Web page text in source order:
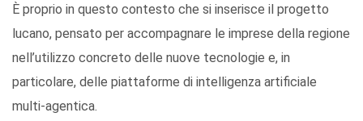
È proprio in questo contesto che si inserisce il progetto
lucano, pensato per accompagnare le imprese della regione
nell’utilizzo concreto delle nuove tecnologie e, in
particolare, delle piattaforme di intelligenza artificiale
multi-agentica.